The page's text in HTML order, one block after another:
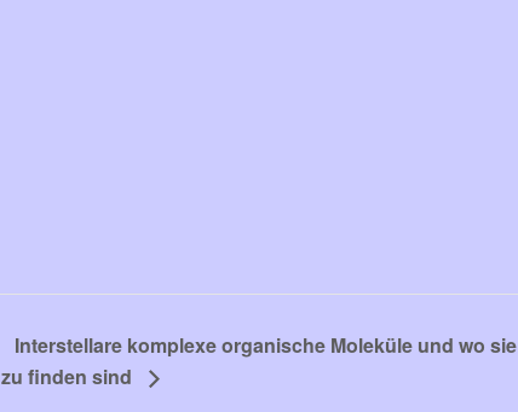
Interstellare komplexe organische Moleküle und wo sie
zu finden sind